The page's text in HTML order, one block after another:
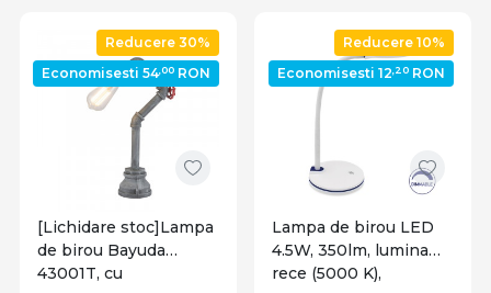
Reducere 30%
Economisesti 54,00 RON
[Lichidare stoc]Lampa
de birou Bayuda
43001T, cu
Reducere 10%
Economisesti 12 ,20 RON
Lampa de birou LED
4.5W, 350lm, lumina
rece (5000 K),